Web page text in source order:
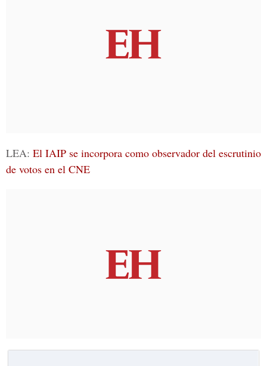
LEA: El IAIP se incorpora como observador del escrutinio
de votos en el CNE